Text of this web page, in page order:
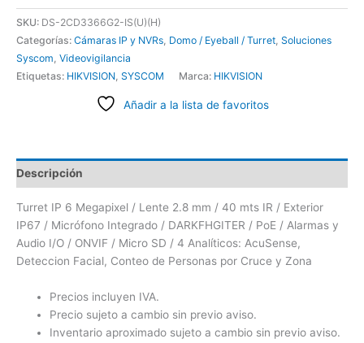
SKU: DS-2CD3366G2-IS(U)(H)
Categorías: Cámaras IP y NVRs, Domo / Eyeball / Turret, Soluciones
Syscom, Videovigilancia
Etiquetas: HIKVISION, SYSCOM Marca: HIKVISION
Añadir a la lista de favoritos
Descripción
Turret IP 6 Megapixel / Lente 2.8 mm / 40 mts IR / Exterior
IP67 / Micrófono Integrado / DARKFHGITER / PoE / Alarmas y
Audio I/O / ONVIF / Micro SD / 4 Analíticos: AcuSense,
Deteccion Facial, Conteo de Personas por Cruce y Zona
Precios incluyen IVA.
Precio sujeto a cambio sin previo aviso.
Inventario aproximado sujeto a cambio sin previo aviso.